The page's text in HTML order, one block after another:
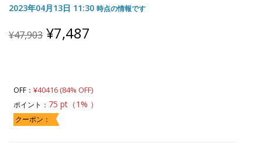
2023年04月13日 11:30 時点の情報です
¥47,903 Original
price
¥7,487
OFF： ¥40416 (84% OFF)
ポイント： 75 pt（1% ）
クーポン：